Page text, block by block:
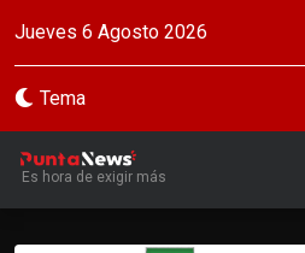
Jueves 6 Agosto 2026
Tema
Es hora de exigir más